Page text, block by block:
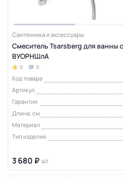
Сантехника и аксессуары
Смеситель Tsarsberg для ванны
ВУОРНШлА
0 0
Код товара
Артикул
Гарантия
Длина, см
Материал
Тип изделия
3 680 ₽ шт